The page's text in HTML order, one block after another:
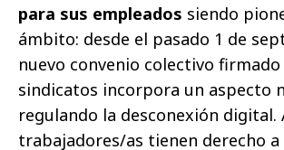
para sus empleados siendo
ámbito: desde el pasado 1 de
nuevo convenio colectivo firmado
sindicatos incorpora un aspecto
regulando la desconexión digital.
trabajadores/as tienen derecho a